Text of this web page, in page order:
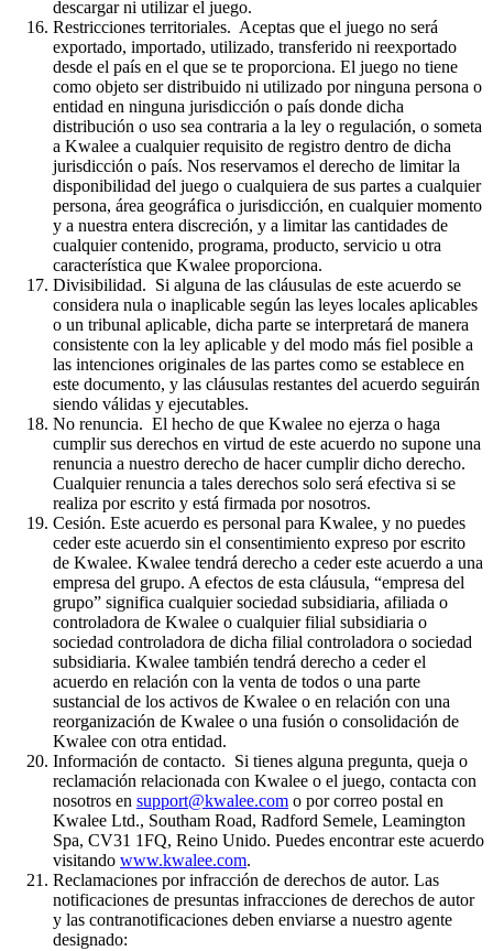
descargar ni utilizar el juego.
Restricciones territoriales. Aceptas que el juego no será
exportado, importado, utilizado, transferido ni reexportado
desde el país en el que se te proporciona. El juego no tiene
como objeto ser distribuido ni utilizado por ninguna persona o
entidad en ninguna jurisdicción o país donde dicha
distribución o uso sea contraria a la ley o regulación, o someta
a Kwalee a cualquier requisito de registro dentro de dicha
jurisdicción o país. Nos reservamos el derecho de limitar la
disponibilidad del juego o cualquiera de sus partes a cualquier
persona, área geográfica o jurisdicción, en cualquier momento
y a nuestra entera discreción, y a limitar las cantidades de
cualquier contenido, programa, producto, servicio u otra
característica que Kwalee proporciona.
Divisibilidad. Si alguna de las cláusulas de este acuerdo se
considera nula o inaplicable según las leyes locales aplicables
o un tribunal aplicable, dicha parte se interpretará de manera
consistente con la ley aplicable y del modo más fiel posible a
las intenciones originales de las partes como se establece en
este documento, y las cláusulas restantes del acuerdo seguirán
siendo válidas y ejecutables.
No renuncia. El hecho de que Kwalee no ejerza o haga
cumplir sus derechos en virtud de este acuerdo no supone una
renuncia a nuestro derecho de hacer cumplir dicho derecho.
Cualquier renuncia a tales derechos solo será efectiva si se
realiza por escrito y está firmada por nosotros.
Cesión. Este acuerdo es personal para Kwalee, y no puedes
ceder este acuerdo sin el consentimiento expreso por escrito
de Kwalee. Kwalee tendrá derecho a ceder este acuerdo a una
empresa del grupo. A efectos de esta cláusula, “empresa del
grupo” significa cualquier sociedad subsidiaria, afiliada o
controladora de Kwalee o cualquier filial subsidiaria o
sociedad controladora de dicha filial controladora o sociedad
subsidiaria. Kwalee también tendrá derecho a ceder el
acuerdo en relación con la venta de todos o una parte
sustancial de los activos de Kwalee o en relación con una
reorganización de Kwalee o una fusión o consolidación de
Kwalee con otra entidad.
Información de contacto. Si tienes alguna pregunta, queja o
reclamación relacionada con Kwalee o el juego, contacta con
nosotros en support@kwalee.com o por correo postal en
Kwalee Ltd., Southam Road, Radford Semele, Leamington
Spa, CV31 1FQ, Reino Unido. Puedes encontrar este acuerdo
visitando www.kwalee.com.
Reclamaciones por infracción de derechos de autor. Las
notificaciones de presuntas infracciones de derechos de autor
y las contranotificaciones deben enviarse a nuestro agente
designado: